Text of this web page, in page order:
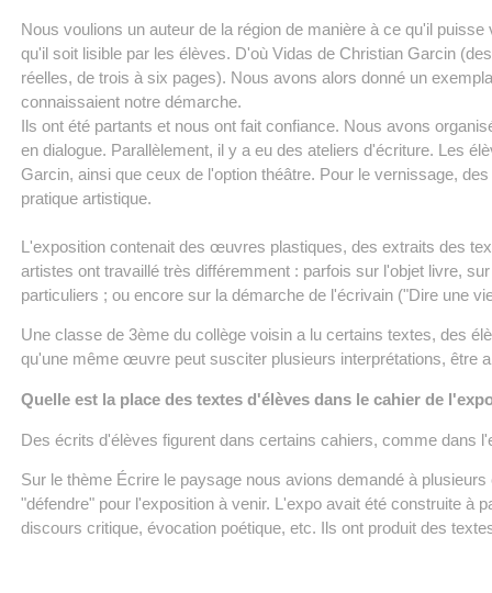
Nous voulions un auteur de la région de manière à ce qu'il
qu'il soit lisible par les élèves. D'où Vidas de Christian Garcin
réelles, de trois à six pages). Nous avons alors donné un
connaissaient notre démarche.
Ils ont été partants et nous ont fait confiance. Nous avons
en dialogue. Parallèlement, il y a eu des ateliers d'écriture. Les
Garcin, ainsi que ceux de l'option théâtre. Pour le vernissage,
pratique artistique.
L'exposition contenait des œuvres plastiques, des extraits des
artistes ont travaillé très différemment : parfois sur l'objet livre,
particuliers ; ou encore sur la démarche de l'écrivain ("Dire une
Une classe de 3ème du collège voisin a lu certains textes, des
qu'une même œuvre peut susciter plusieurs interprétations, être
Quelle est la place des textes d'élèves dans le cahier de
Des écrits d'élèves figurent dans certains cahiers, comme dans
Sur le thème Écrire le paysage nous avions demandé à
"défendre" pour l'exposition à venir. L'expo avait été construite à
discours critique, évocation poétique, etc. Ils ont produit des